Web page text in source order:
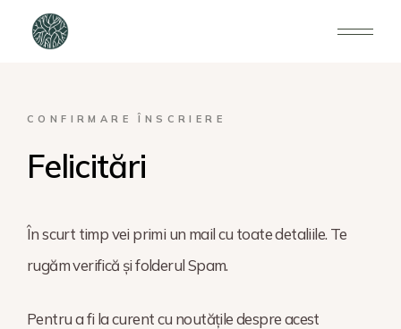
CONFIRMARE ÎNSCRIERE
Felicitări
În scurt timp vei primi un mail cu toate detaliile. Te
rugăm verifică și folderul Spam.
Pentru a fi la curent cu noutățile despre acest